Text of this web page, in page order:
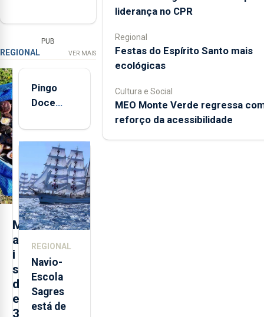
PUB
REGIONAL VER MAIS
M
a
i
s
d
e
3
Pingo
Doce
quinta-
feira nova
loja em
São
Sebastião
e cria 30
postos de
REGIONAL
Navio-
Escola
Sagres
está de
liderança no CPR
Regional
Festas do Espírito Santo mais
ecológicas
Cultura e Social
MEO Monte Verde regressa
reforço da acessibilidade